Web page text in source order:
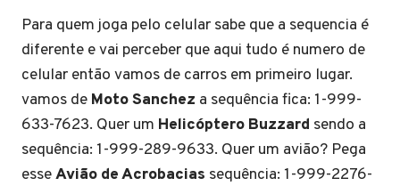
Para quem joga pelo celular sabe que a sequencia é
diferente e vai perceber que aqui tudo é numero de
celular então vamos de carros em primeiro lugar.
vamos de Moto Sanchez a sequência fica: 1-999-
633-7623. Quer um Helicóptero Buzzard sendo a
sequência: 1-999-289-9633. Quer um avião? Pega
esseAvião de Acrobacias sequência: 1-999-2276-